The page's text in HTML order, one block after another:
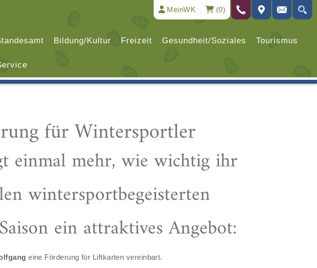
MeinWK (0)
Bildung/Kultur Freizeit Gesundheit/Soziales Tourismus
für Wintersportler
einmal mehr, wie wichtig ihr
wintersportbegeisterten
ein attraktives Angebot:
eine Förderung für Liftkarten vereinbart.